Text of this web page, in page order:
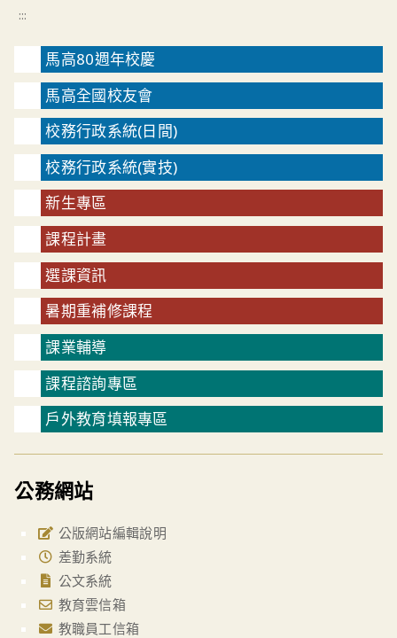
:::
馬高80週年校慶
馬高全國校友會
校務行政系統(日間)
校務行政系統(實技)
新生專區
課程計畫
選課資訊
暑期重補修課程
課業輔導
課程諮詢專區
戶外教育填報專區
公務網站
公版網站編輯說明
差勤系統
公文系統
教育雲信箱
教職員工信箱